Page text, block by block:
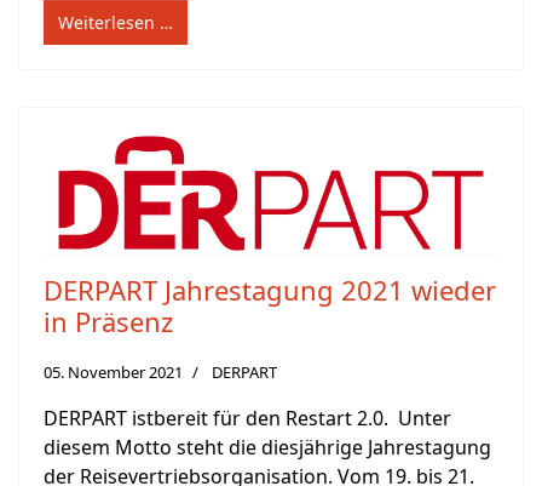
Weiterlesen …
DERPART Jahrestagung 2021 wieder
in Präsenz
05. November 2021 DERPART
DERPART istbereit für den Restart 2.0. Unter
diesem Motto steht die diesjährige Jahrestagung
der Reisevertriebsorganisation. Vom 19. bis 21.